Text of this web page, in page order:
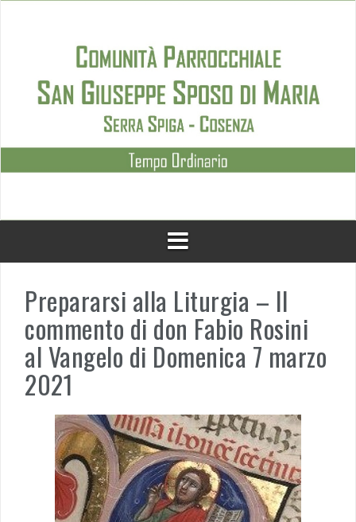
Prepararsi alla Liturgia – Il
commento di don Fabio Rosini
al Vangelo di Domenica 7 marzo
2021